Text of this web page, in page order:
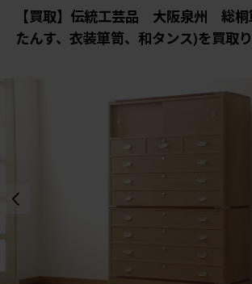
工芸品 大阪泉州 総桐箪笥(胴丸)(総桐た
笥、和タンス)を買取りました。
【買取】伝統工芸品 大阪泉州 総桐
たんす、衣装箪笥、和タンス)を買取り